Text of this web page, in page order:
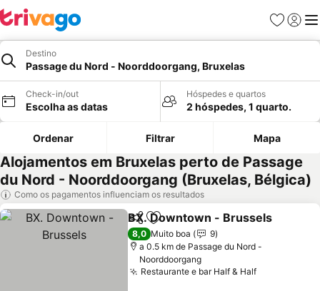
Favoritos
Iniciar
Destino
Passage du Nord - Noorddoorgang, Bruxelas
Check-in/out
Escolha as datas
Hóspedes e quartos
2 hóspedes, 1 quarto.
Ordenar Filtrar Mapa
Alojamentos em Bruxelas perto de Passage
du Nord - Noorddoorgang (Bruxelas, Bélgica)
Como os pagamentos influenciam os resultados
PartilharAdicionar aos favoritos
BX. Downtown - Brussels
8,0 Muito boa
9
a 0.5 km de Passage du Nord -
Noorddoorgang
Restaurante e bar Half & Half